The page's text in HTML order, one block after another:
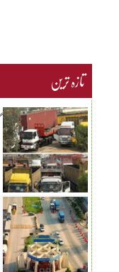
تازہ ترین